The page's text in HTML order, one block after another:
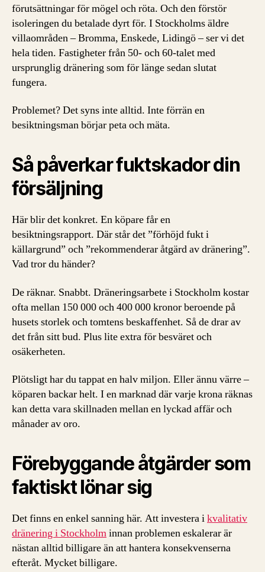
förutsättningar för mögel och röta. Och den förstör
isoleringen du betalade dyrt för. I Stockholms äldre
villaområden – Bromma, Enskede, Lidingö – ser vi det
hela tiden. Fastigheter från 50- och 60-talet med
ursprunglig dränering som för länge sedan slutat
fungera.
Problemet? Det syns inte alltid. Inte förrän en
besiktningsman börjar peta och mäta.
Så påverkar fuktskador din
försäljning
Här blir det konkret. En köpare får en
besiktningsrapport. Där står det ”förhöjd fukt i
källargrund” och ”rekommenderar åtgärd av dränering”.
Vad tror du händer?
De räknar. Snabbt. Dräneringsarbete i Stockholm kostar
ofta mellan 150 000 och 400 000 kronor beroende på
husets storlek och tomtens beskaffenhet. Så de drar av
det från sitt bud. Plus lite extra för besväret och
osäkerheten.
Plötsligt har du tappat en halv miljon. Eller ännu värre –
köparen backar helt. I en marknad där varje krona räknas
kan detta vara skillnaden mellan en lyckad affär och
månader av oro.
Förebyggande åtgärder som
faktiskt lönar sig
Det finns en enkel sanning här. Att investera ikvalitativ
dränering i Stockholminnan problemen eskalerar är
nästan alltid billigare än att hantera konsekvenserna
efteråt. Mycket billigare.